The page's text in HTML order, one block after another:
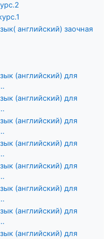
английский) заочная
(английский) для
(английский) для
(английский) для
(английский) для
(английский) для
(английский) для
(английский) для
(английский) для